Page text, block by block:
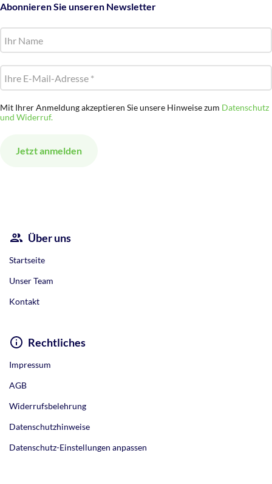
Abonnieren Sie unseren Newsletter
Mit Ihrer Anmeldung akzeptieren Sie unsere Hinweise zum Datenschutz
und Widerruf.
Über uns
Startseite
Unser Team
Kontakt
Rechtliches
Impressum
AGB
Widerrufsbelehrung
Datenschutzhinweise
Datenschutz-Einstellungen anpassen